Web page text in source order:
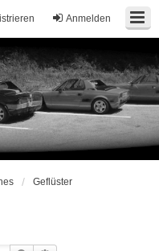
Anmelden
Geflüster